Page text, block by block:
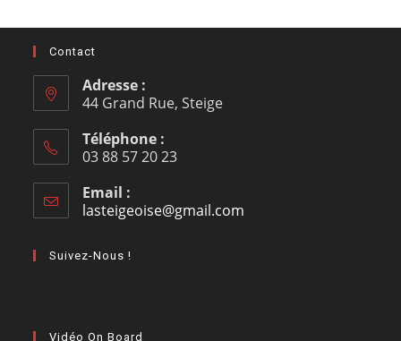
Contact
Adresse :
44 Grand Rue, Steige
Téléphone :
03 88 57 20 23
Email :
lasteigeoise@gmail.com
Suivez-Nous !
Vidéo On Board